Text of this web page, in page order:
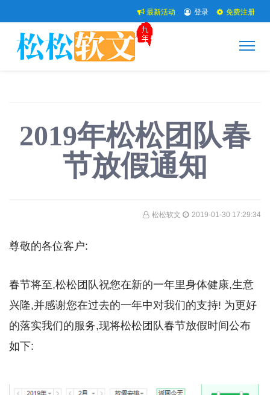
最新活动 登录 免费注册
2019年松松团队春
节放假通知
松松软文 2019-01-30 17:29:34
尊敬的各位客户:
春节将至,松松团队祝您在新的一年里身体健康,生意
兴隆,并感谢您在过去的一年中对我们的支持! 为更好
的落实我们的服务,现将松松团队春节放假时间公布
如下: